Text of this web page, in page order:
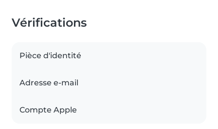
Vérifications
Pièce d'identité
Adresse e-mail
Compte Apple